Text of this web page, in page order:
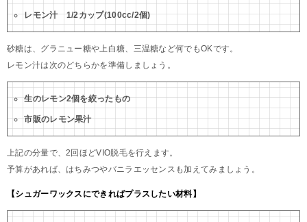
レモン汁 1/2カップ(100cc/2個)
砂糖は、グラニュー糖や上白糖、三温糖など何でもOKです。
レモン汁は次のどちらかを準備しましょう。
生のレモン2個を絞ったもの
市販のレモン果汁
上記の分量で、2回ほどVIO脱毛を行えます。
予算があれば、はちみつやバニラエッセンスも加えてみましょう。
【シュガーワックスにできればプラスしたい材料】